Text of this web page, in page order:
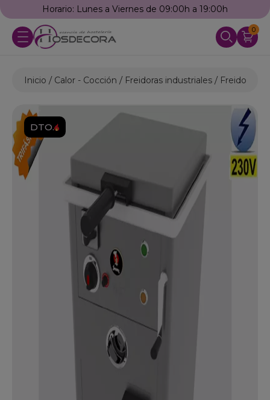
Horario: Lunes a Viernes de 09:00h a 19:00h
0
Inicio Calor - Cocción Freidoras industriales Freidoras
DTO.